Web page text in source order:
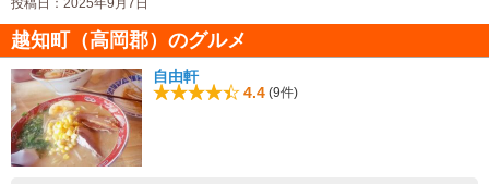
投稿日：2025年9月7日
越知町（高岡郡）のグルメ
自由軒
4.4 (9件)